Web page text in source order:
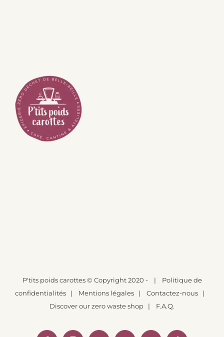
P'tits poids carottes© Copyright 2020 - | Politique de
confidentialités | Mentions légales | Contactez-nous |
Discover our zero waste shop | F.A.Q.